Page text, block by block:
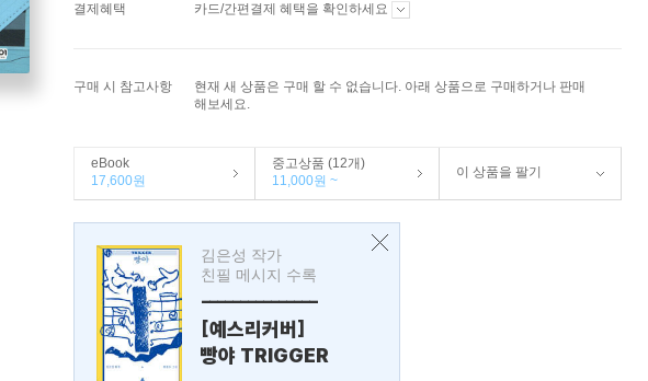
결제혜택 카드/간편결제 혜택을 확인하세요
구매 시 참고사항
현재 새 상품은 구매 할 수 없습니다. 아래 상품으로 구매하거나 판매
해보세요.
eBook
17,600원
중고상품 (12개)
11,000원 ~
이 상품을 팔기
김은성 작가
친필 메시지 수록
---------------
[예스리커버]
빵야 TRIGGER